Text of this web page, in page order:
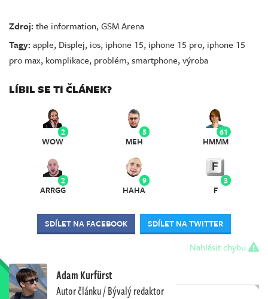
Zdroj:the information,GSM Arena
Tagy:apple, Displej, ios, iphone 15, iphone 15 pro, iphone 15
pro max, komplikace, problém,smartphone,výroba
LÍBIL SE TI ČLÁNEK?
2
WOW
5
MEH
61
HMMM
2
ARRGG
9
HAHA
3
F
SDÍLET NA FACEBOOK SDÍLET NA TWITTER
Nahlásit chybu
Adam Kurfürst
Autor článku / Bývalý redaktor